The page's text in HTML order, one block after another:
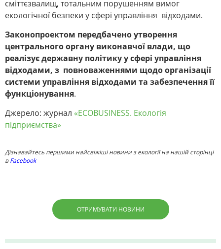
сміттєзвалищ, тотальним порушенням вимог
екологічної безпеки у сфері управління відходами.
Законопроектом передбачено утворення
центрального органу виконавчої влади, що
реалізує державну політику у сфері управління
відходами, з повноваженнями щодо організації
системи управління відходами та забезпечення її
функціонування.
Джерело: журнал «ECOBUSINESS. Екологія
підприємства»
Дізнавайтесь першими найсвіжіші новини з екології на нашій сторінці
вFacebook
ОТРИМУВАТИ НОВИНИ